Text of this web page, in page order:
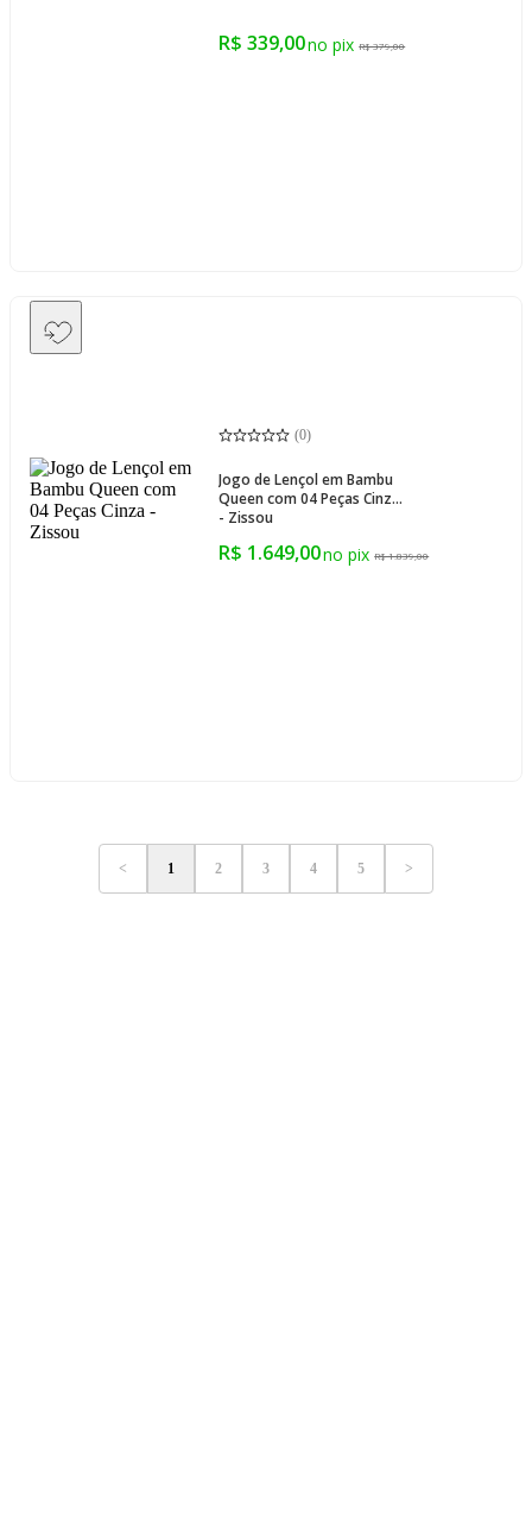
R$ 339,00 R$ 379,00
(0)
Jogo de Lençol em Bambu
Queen com 04 Peças Cinza
- Zissou
R$ 1.649,00 R$ 1.839,00
< 1 2 3 4 5 >